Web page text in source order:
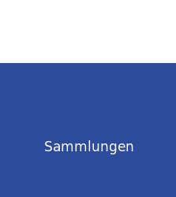
Sammlungen